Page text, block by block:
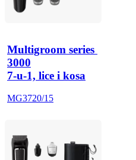
Multigroom series
3000
7-u-1, lice i kosa
MG3720/15